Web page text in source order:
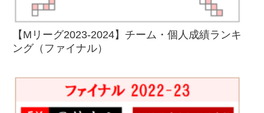
【Mリーグ2023-2024】チーム・個人成績ランキ
ング（ファイナル）